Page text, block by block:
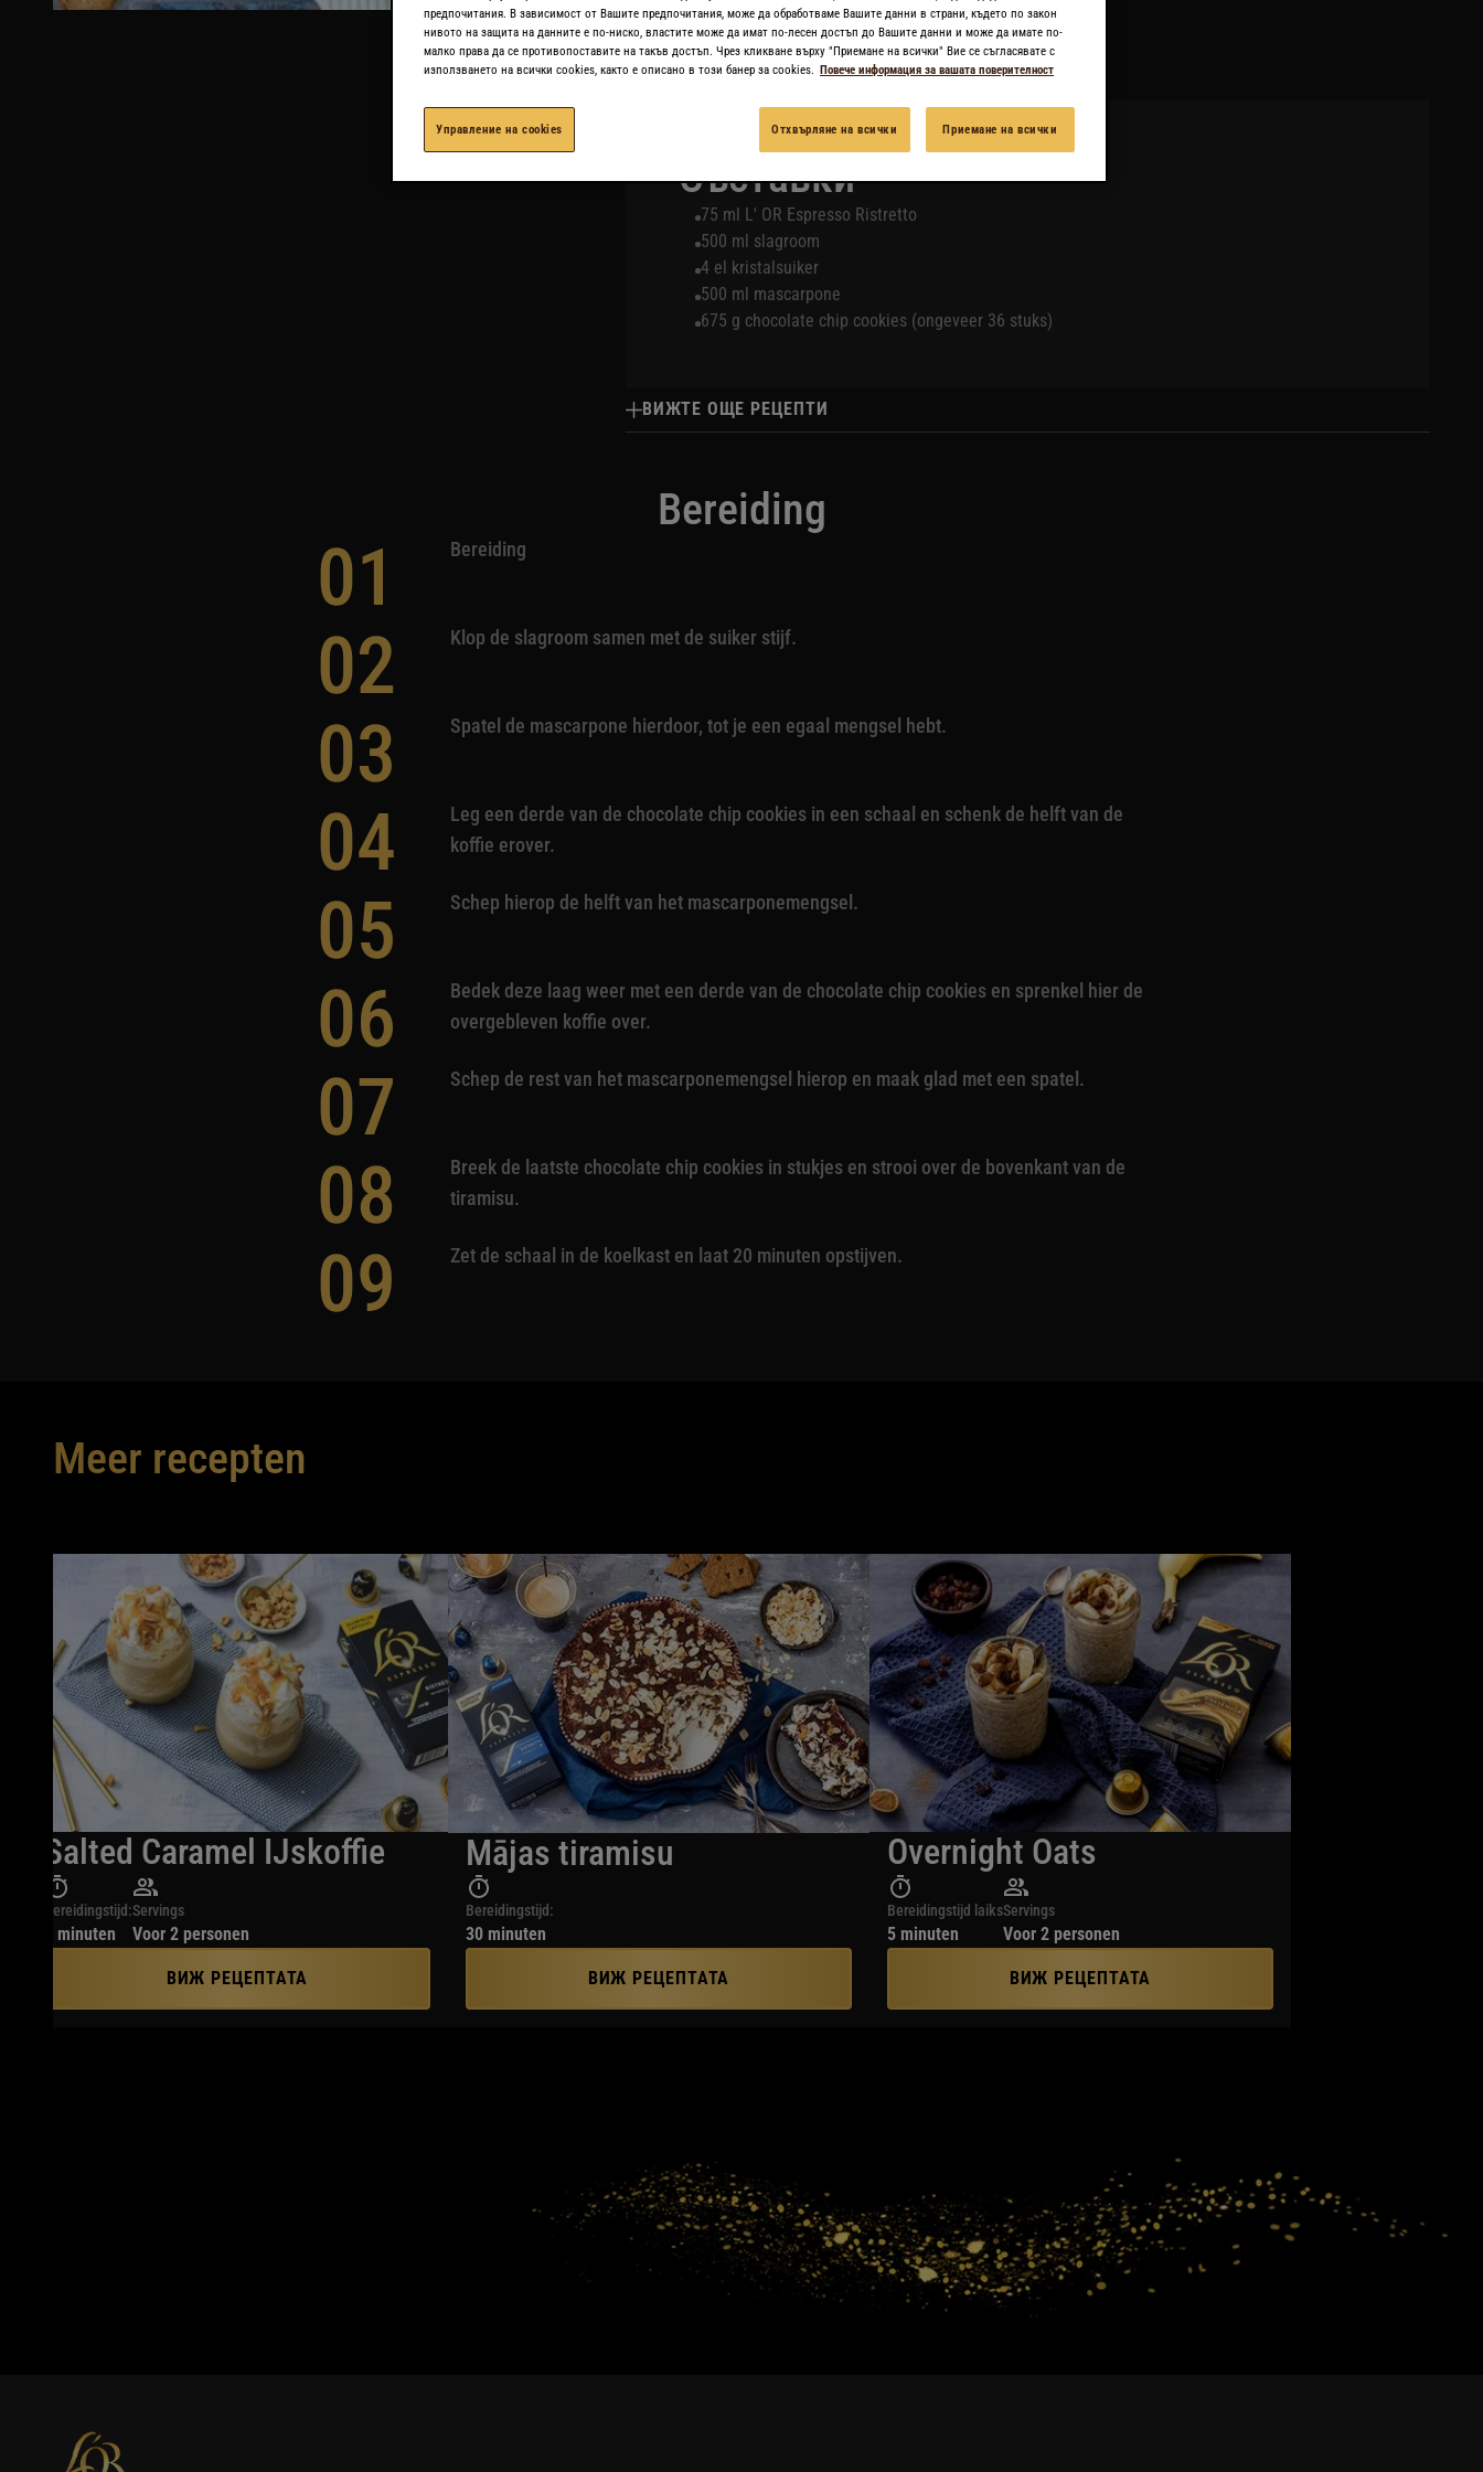
ОТПЕЧАТАЙТЕ РЕЦЕПТА
Съставки
75 ml L' OR Espresso Ristretto
500 ml slagroom
4 el kristalsuiker
500 ml mascarpone
675 g chocolate chip cookies (ongeveer 36 stuks)
ВИЖТЕ ОЩЕ РЕЦЕПТИ
Bereiding
01 Bereiding
02 Klop de slagroom samen met de suiker stijf.
03 Spatel de mascarpone hierdoor, tot je een egaal mengsel hebt.
04
Leg een derde van de chocolate chip cookies in een schaal en schenk de helft van de
koffie erover.
05 Schep hierop de helft van het mascarponemengsel.
06
Bedek deze laag weer met een derde van de chocolate chip cookies en sprenkel hier de
overgebleven koffie over.
07 Schep de rest van het mascarponemengsel hierop en maak glad met een spatel.
08
Breek de laatste chocolate chip cookies in stukjes en strooi over de bovenkant van de
tiramisu.
09 Zet de schaal in de koelkast en laat 20 minuten opstijven.
Meer recepten
Salted Caramel IJskoffie
Bereidingstijd:
5 minuten
Servings
Voor 2 personen
ВИЖ РЕЦЕПТАТА
Mājas tiramisu
Bereidingstijd:
30 minuten
ВИЖ РЕЦЕПТАТА
Overnight Oats
Bereidingstijd laiks
5 minuten
Servings
Voor 2 personen
ВИЖ РЕЦЕПТАТА
предпочитания. В зависимост от Вашите предпочитания, може да обработваме Вашите данни в страни, където по закон
нивото на защита на данните е по-ниско, властите може да имат по-лесен достъп до Вашите данни и може да имате по-
малко права да се противопоставите на такъв достъп. Чрез кликване върху "Приемане на всички" Вие се съгласявате с
използването на всички cookies, както е описано в този банер за cookies. Повече информация за вашата поверителност
Управление на cookies Отхвърляне на всички Приемане на всички